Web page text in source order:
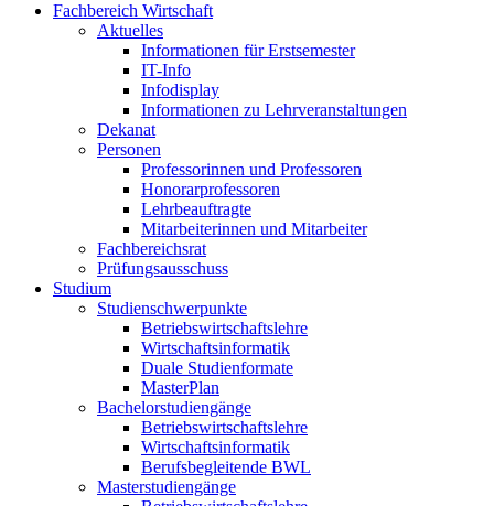
Fachbereich Wirtschaft
Aktuelles
Informationen für Erstsemester
IT-Info
Infodisplay
Informationen zu Lehrveranstaltungen
Dekanat
Personen
Professorinnen und Professoren
Honorarprofessoren
Lehrbeauftragte
Mitarbeiterinnen und Mitarbeiter
Fachbereichsrat
Prüfungsausschuss
Studium
Studienschwerpunkte
Betriebswirtschaftslehre
Wirtschaftsinformatik
Duale Studienformate
MasterPlan
Bachelorstudiengänge
Betriebswirtschaftslehre
Wirtschaftsinformatik
Berufsbegleitende BWL
Masterstudiengänge